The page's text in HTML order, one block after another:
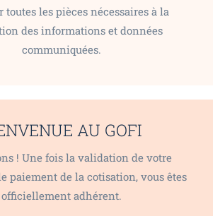
toutes les pièces nécessaires à la
des informations et données
communiquées.
AU GOFI
! Une fois la validation de votre
paiement de la cotisation, vous êtes
officiellement adhérent.